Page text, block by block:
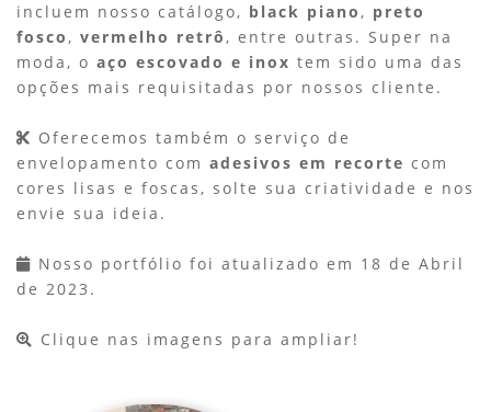
incluem nosso catálogo, black piano, preto
fosco, vermelho retrô, entre outras. Super na
moda, o aço escovado e inox tem sido uma das
opções mais requisitadas por nossos cliente.
Oferecemos também o serviço de
envelopamento com adesivos em recorte com
cores lisas e foscas, solte sua criatividade e nos
envie sua ideia.
Nosso portfólio foi atualizado em 18 de Abril
de 2023.
Clique nas imagens para ampliar!